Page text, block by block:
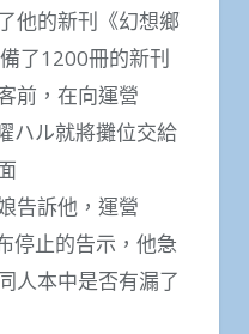
他的新刊《幻想鄉
了1200冊的新刊
前，在向運營
ハル就將攤位交給
告訴他，運營
停止的告示，他急
人本中是否有漏了